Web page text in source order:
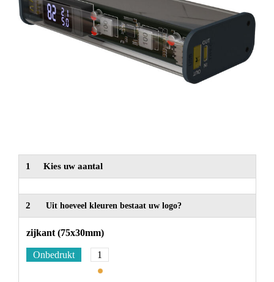
1 Kies uw aantal
2 Uit hoeveel kleuren bestaat uw logo?
zijkant (75x30mm)
Onbedrukt 1